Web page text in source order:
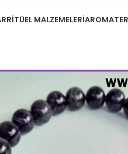
RITÜEL MALZEMELERI